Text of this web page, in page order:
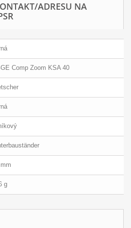
ADRESU NA
Comp Zoom KSA 40
g